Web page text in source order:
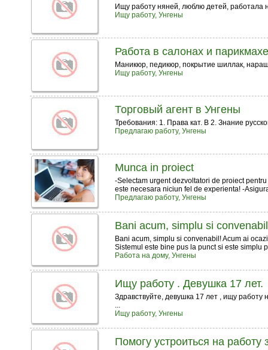
Ищу работу няней, люблю детей, работала
Ищу работу, Унгены
Работа в салонах и
Маникюр, педикюр, покрытие шиллак,
Ищу работу, Унгены
Торговый агент в Унгены
Требования: 1. Права кат. В 2. Знание
Предлагаю работу, Унгены
Munca in proiect
-Selectam urgent dezvoltatori de proiect
este necesara niciun fel de experienta! -
Предлагаю работу, Унгены
Bani acum, simplu si
Bani acum, simplu si convenabil! Acum ai
Sistemul este bine pus la punct si este simplu
Работа на дому, Унгены
Ищу работу . Девушка 17 лет.
Здравствуйте, девушка 17 лет , ищу работу
...
Ищу работу, Унгены
Помогу устроиться на работу